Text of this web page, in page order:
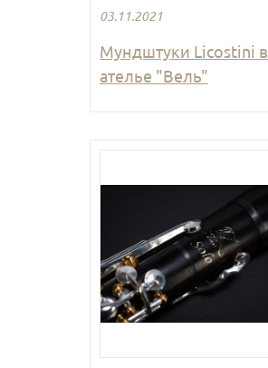
03.11.2021
Мундштуки Licostini в
ателье "Вель"